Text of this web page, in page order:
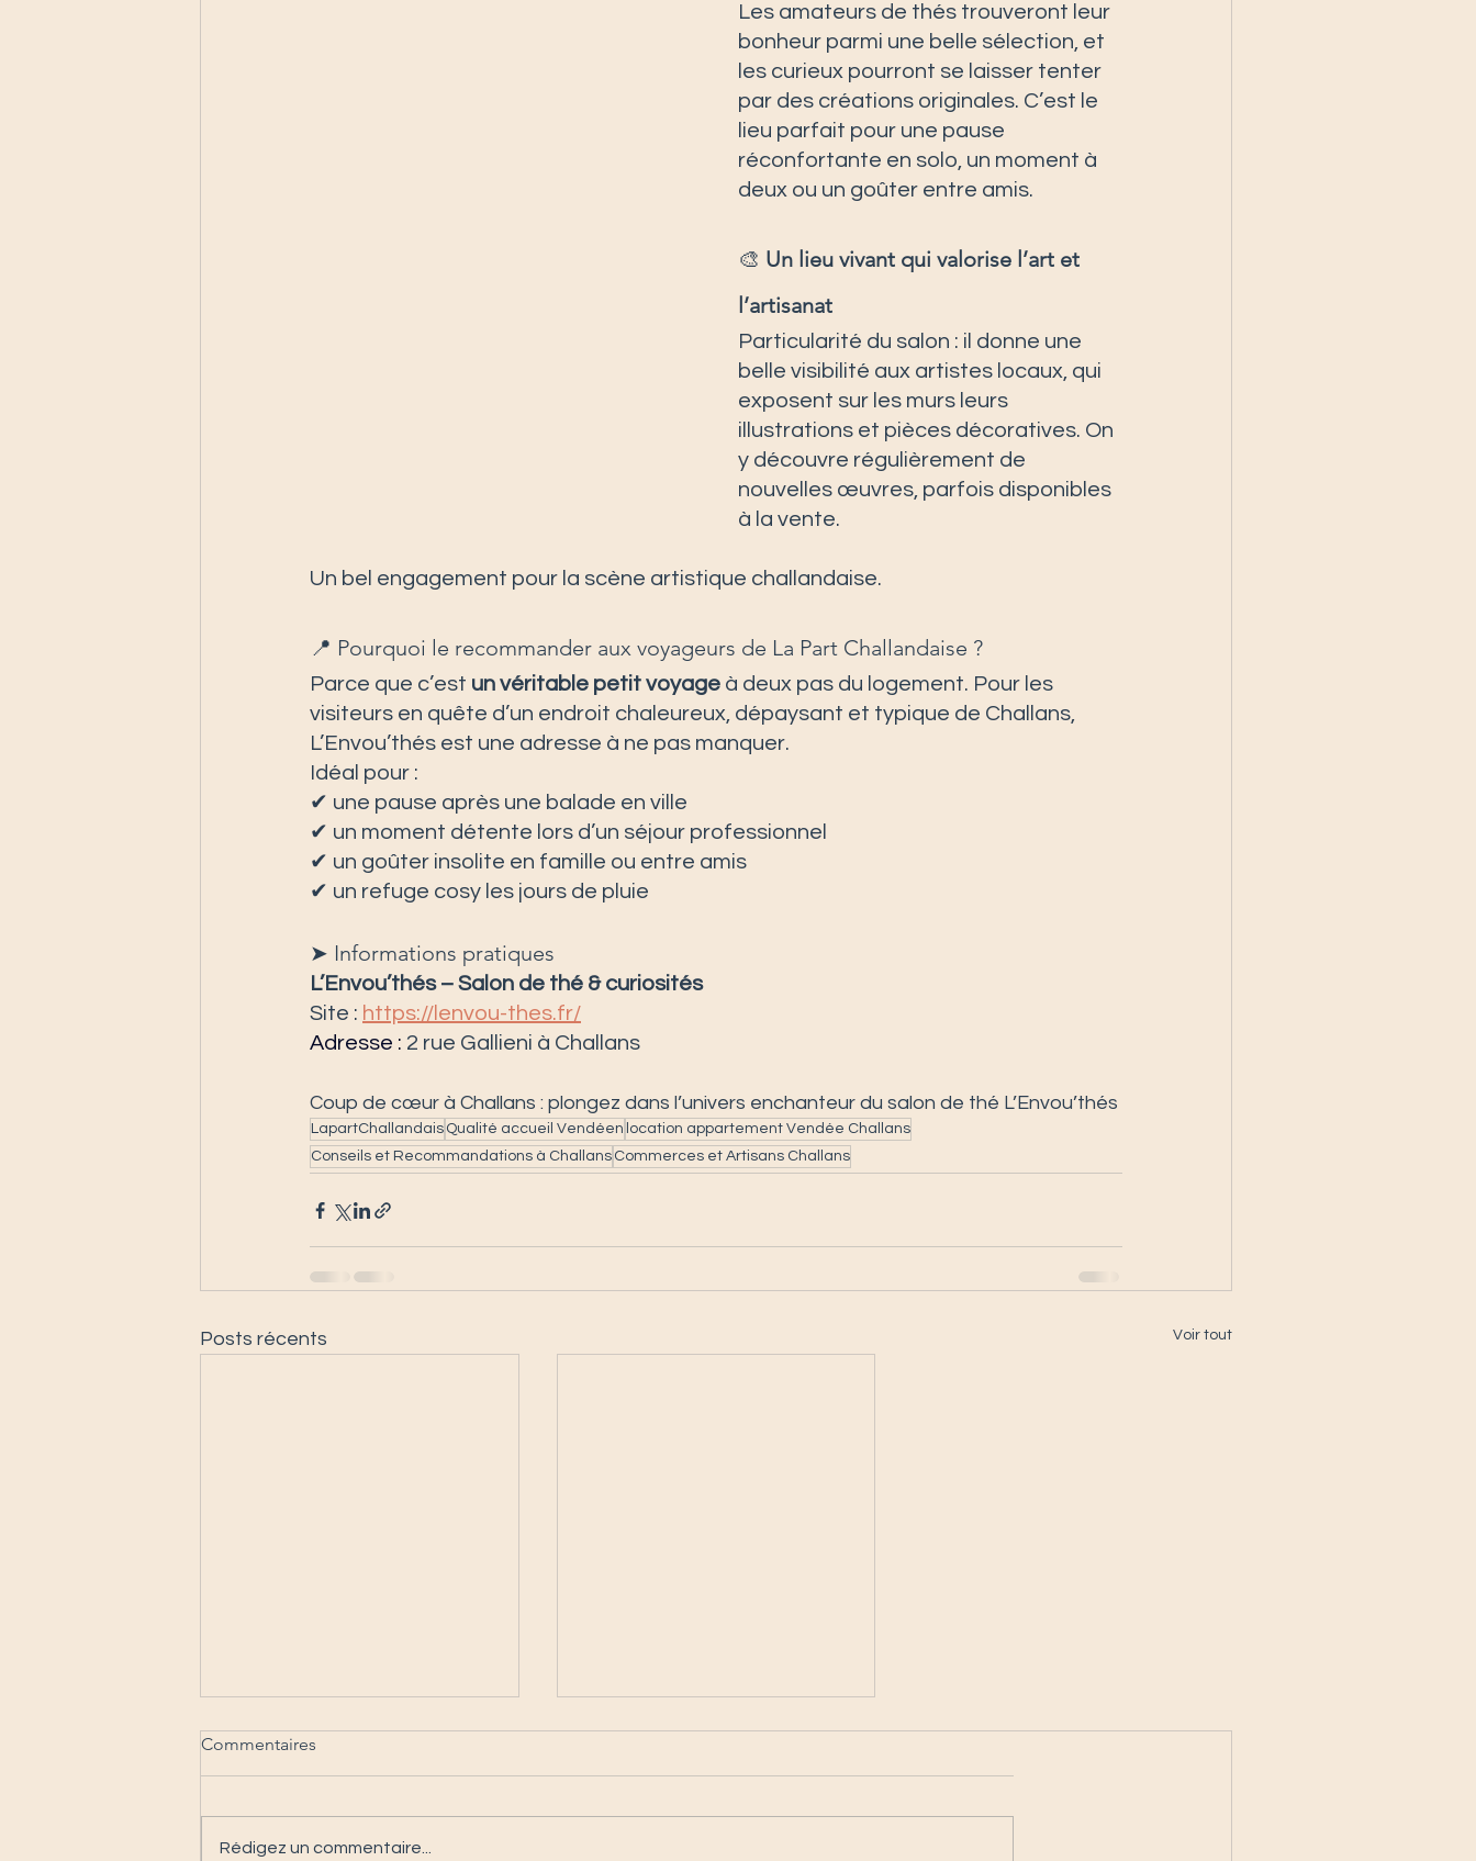
Les amateurs de thés trouveront leur
bonheur parmi une belle sélection, et
les curieux pourront se laisser tenter
par des créations originales. C’est le
lieu parfait pour une pause
réconfortante en solo, un moment à
deux ou un goûter entre amis.
🎨 Un lieu vivant qui valorise l’art et
l’artisanat
Particularité du salon : il donne une
belle visibilité aux artistes locaux, qui
exposent sur les murs leurs
illustrations et pièces décoratives. On
y découvre régulièrement de
nouvelles œuvres, parfois disponibles
à la vente.
Un bel engagement pour la scène artistique challandaise.
📍 Pourquoi le recommander aux voyageurs de La Part Challandaise ?
Parce que c’est un véritable petit voyage à deux pas du logement. Pour les
visiteurs en quête d’un endroit chaleureux, dépaysant et typique de Challans,
L’Envou’thés est une adresse à ne pas manquer.
Idéal pour :
✔ une pause après une balade en ville
✔ un moment détente lors d’un séjour professionnel
✔ un goûter insolite en famille ou entre amis
✔ un refuge cosy les jours de pluie
➤ Informations pratiques
L’Envou’thés – Salon de thé & curiosités
Site : https://lenvou-thes.fr/
Adresse : 2 rue Gallieni à Challans
Coup de cœur à Challans : plongez dans l’univers enchanteur du salon de thé L’Envou’thés
LapartChallandais Qualité accueil Vendéen location appartement Vendée Challans
Conseils et Recommandations à Challans Commerces et Artisans Challans
Posts récents Voir tout
Commentaires
Rédigez un commentaire...